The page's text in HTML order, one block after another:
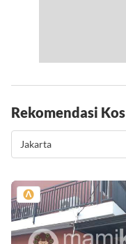
Rekomendasi Kos